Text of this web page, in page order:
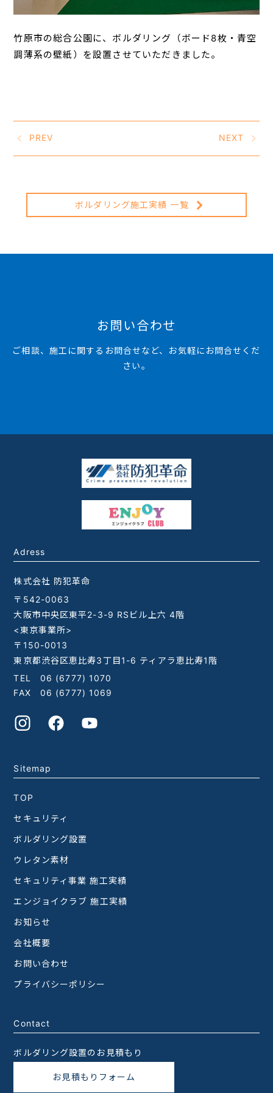
竹原市の総合公園に、ボルダリング（ボード8枚・青空
調薄系の壁紙）を設置させていただきました。
PREV NEXT
ボルダリング施工実績 一覧
お問い合わせ
ご相談、施工に関するお問合せなど、お気軽にお問合せくだ
さい。
Adress
株式会社 防犯革命
〒542-0063
大阪市中央区東平2-3-9 RSビル上六 4階
<東京事業所>
〒150-0013
東京都渋谷区恵比寿3丁目1-6 ティアラ恵比寿1階
TEL 06 (6777) 1070
FAX 06 (6777) 1069
Sitemap
TOP
セキュリティ
ボルダリング設置
ウレタン素材
セキュリティ事業 施工実績
エンジョイクラブ 施工実績
お知らせ
会社概要
お問い合わせ
プライバシーポリシー
Contact
ボルダリング設置のお見積もり
お見積もりフォーム